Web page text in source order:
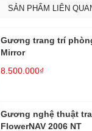
SẢN PHẨM LIÊN
Gương trang trí
Mirror
8.500.000₫
Gương nghệ thuật
FlowerNAV 2006 NT